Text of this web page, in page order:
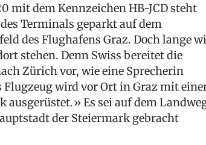
mit dem Kennzeichen HB-JCD steht
Terminals geparkt auf dem
des Flughafens Graz. Doch lange
stehen. Denn Swiss bereitet die
Zürich vor, wie eine Sprecherin
Flugzeug wird vor Ort in Graz mit
ausgerüstet.» Es sei auf dem
der Steiermark gebracht